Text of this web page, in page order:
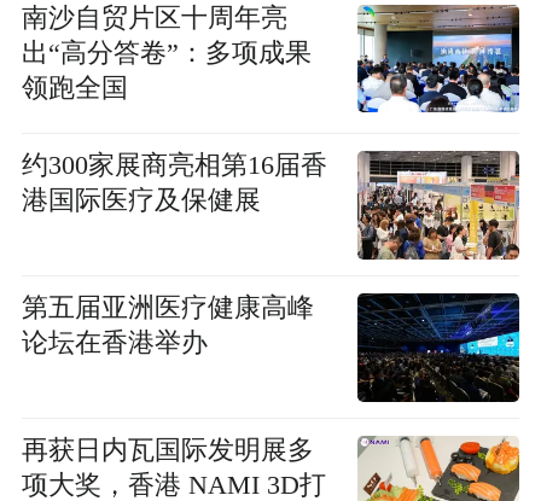
南沙自贸片区十周年亮
出“高分答卷”：多项成果
领跑全国
约300家展商亮相第16届香
港国际医疗及保健展
第五届亚洲医疗健康高峰
论坛在香港举办
再获日内瓦国际发明展多
项大奖，香港 NAMI 3D打